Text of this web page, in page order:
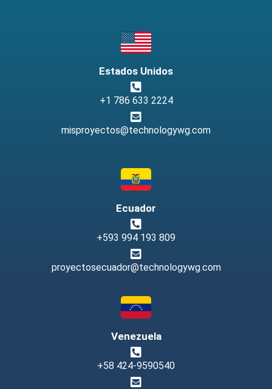
Estados Unidos
+1 786 633 2224
misproyectos@technologywg.com
Ecuador
+593 994 193 809
proyectosecuador@technologywg.com
Venezuela
+58 424-9590540